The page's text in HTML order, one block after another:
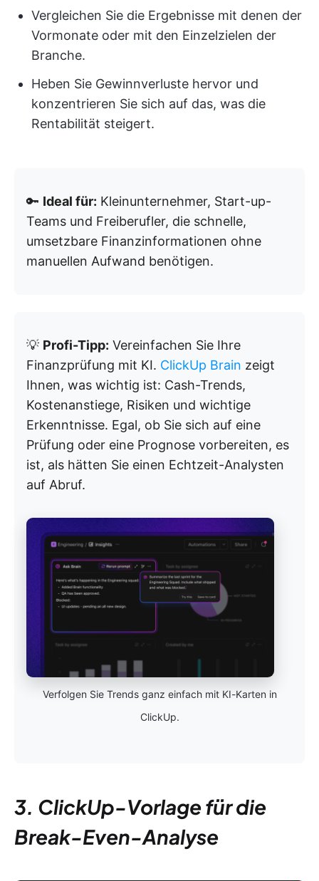
Vergleichen Sie die Ergebnisse mit denen der
Vormonate oder mit den Einzelzielen der
Branche.
Heben Sie Gewinnverluste hervor und
konzentrieren Sie sich auf das, was die
Rentabilität steigert.
🔑 Ideal für: Kleinunternehmer, Start-up-
Teams und Freiberufler, die schnelle,
umsetzbare Finanzinformationen ohne
manuellen Aufwand benötigen.
💡 Profi-Tipp: Vereinfachen Sie Ihre
Finanzprüfung mit KI. ClickUp Brain zeigt
Ihnen, was wichtig ist: Cash-Trends,
Kostenanstiege, Risiken und wichtige
Erkenntnisse. Egal, ob Sie sich auf eine
Prüfung oder eine Prognose vorbereiten, es
ist, als hätten Sie einen Echtzeit-Analysten
auf Abruf.
Verfolgen Sie Trends ganz einfach mit KI-Karten in
ClickUp.
3. ClickUp-Vorlage für die
Break-Even-Analyse